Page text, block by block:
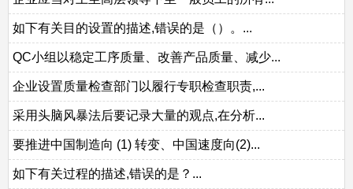
如下有关目的设置的描述,错误的是（）。...
QC小组以稳定工序质量、改善产品质量、减少...
企业设置质量检查部门以履行专职检查职责,...
采用头脑风暴法后要记录大量的观点,在分析...
要推进中国制造向 (1) 转变、中国速度向(2)...
如下有关过程的描述,错误的是？...